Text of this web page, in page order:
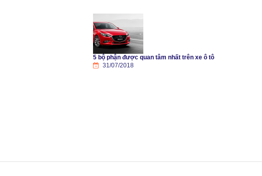
5 bộ phận được quan tâm nhất trên xe ô tô
31/07/2018